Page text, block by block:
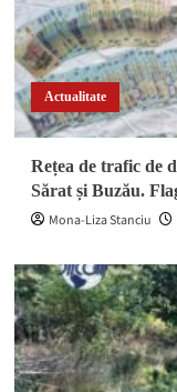
Actualitate
Rețea de trafic de
Sărat și Buzău.
Mona-Liza Stanciu